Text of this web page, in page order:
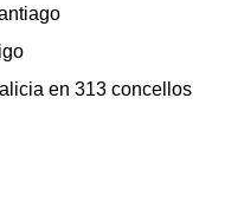
en 313 concellos